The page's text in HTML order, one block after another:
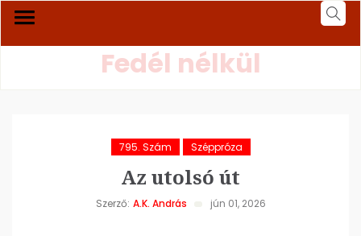
Fedél nélkül
795. Szám Széppróza
Az utolsó út
Szerző: A.K. András jún 01, 2026